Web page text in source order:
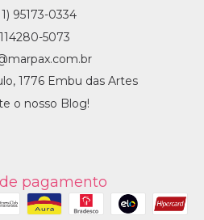
95173-0334
114280-5073
1776 Embu das Artes
o nosso Blog!
pagamento